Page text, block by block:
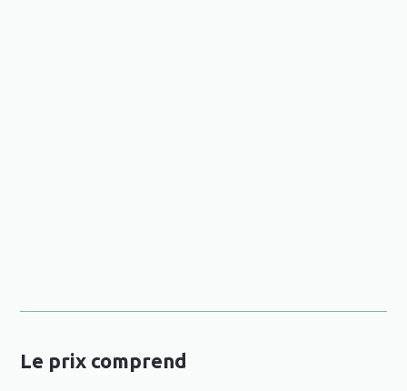
Le prix comprend